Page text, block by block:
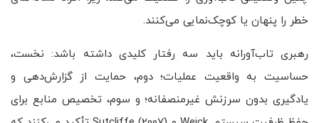
خطر را پنهان یا کوچک‌نمایی می‌کنند.
رهبری تاب‌آورانه باید سه رفتار کلیدی داشته باشد: نخست،
حساسیت به واقعیت عملیات؛ دوم، حمایت از گزارش‌دهی و
یادگیری بدون سرزنش غیرمنصفانه؛ و سوم، تخصیص منابع برای